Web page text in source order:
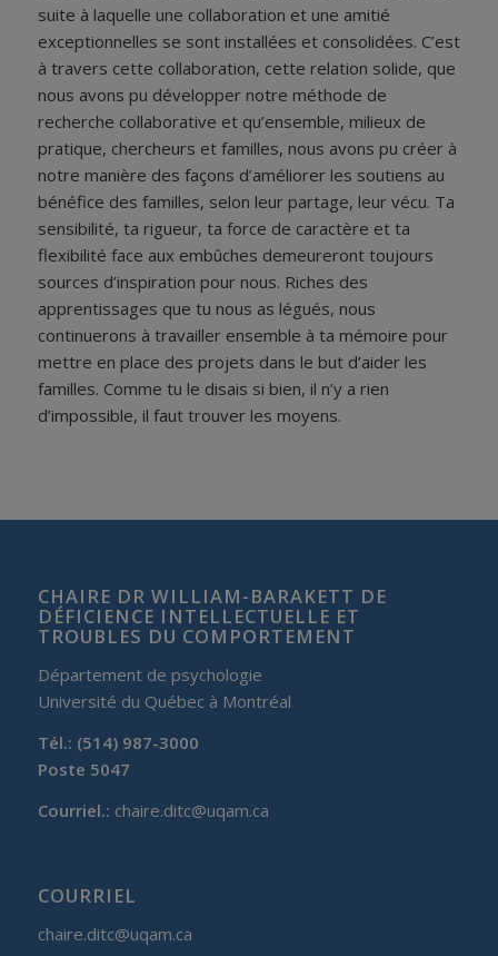
suite à laquelle une collaboration et une amitié
exceptionnelles se sont installées et consolidées. C’est
à travers cette collaboration, cette relation solide, que
nous avons pu développer notre méthode de
recherche collaborative et qu’ensemble, milieux de
pratique, chercheurs et familles, nous avons pu créer à
notre manière des façons d’améliorer les soutiens au
bénéfice des familles, selon leur partage, leur vécu. Ta
sensibilité, ta rigueur, ta force de caractère et ta
flexibilité face aux embûches demeureront toujours
sources d’inspiration pour nous. Riches des
apprentissages que tu nous as légués, nous
continuerons à travailler ensemble à ta mémoire pour
mettre en place des projets dans le but d’aider les
familles. Comme tu le disais si bien, il n’y a rien
d’impossible, il faut trouver les moyens.
CHAIRE DR WILLIAM-BARAKETT DE
DÉFICIENCE INTELLECTUELLE ET
TROUBLES DU COMPORTEMENT
Département de psychologie
Université du Québec à Montréal
Tél.: (514) 987-3000
Poste 5047
Courriel.: chaire.ditc@uqam.ca
COURRIEL
chaire.ditc@uqam.ca